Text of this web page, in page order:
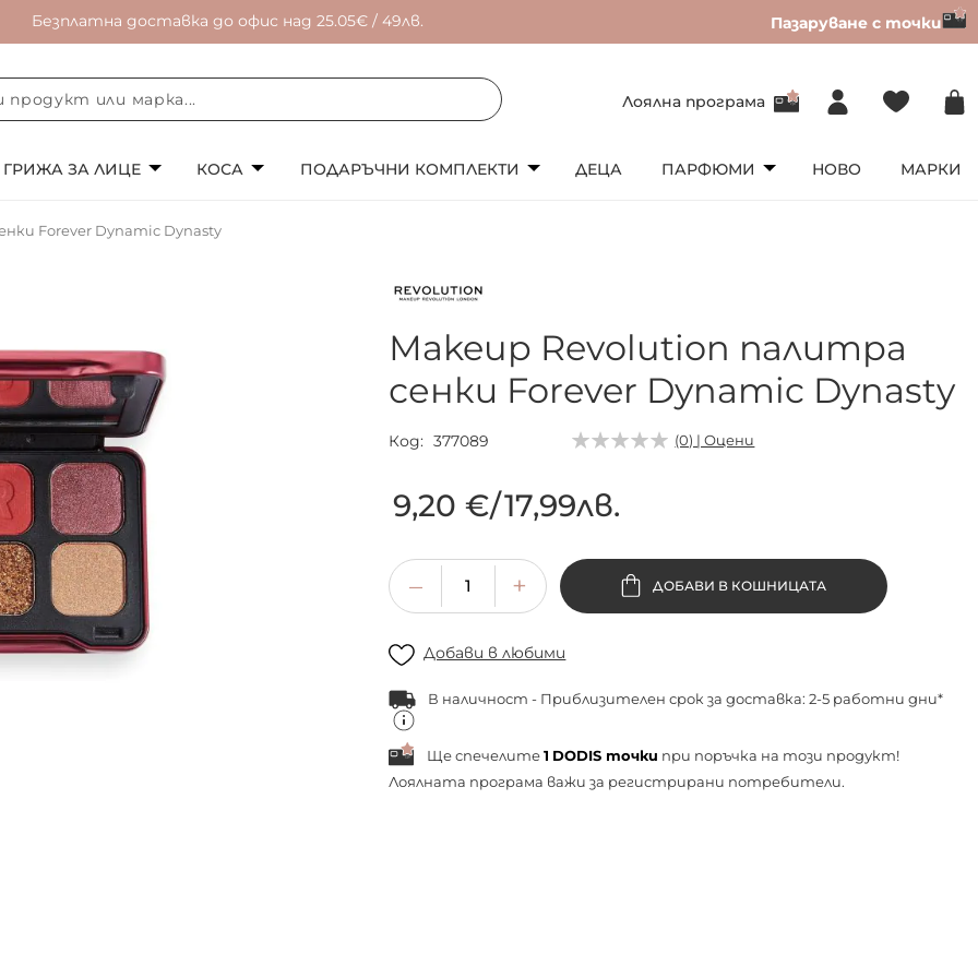
Безплатна доставка до офис над 25.05€ / 49лв. Пазаруване с точки
Лоялна програма
ГРИЖА ЗА ЛИЦЕ КОСА ПОДАРЪЧНИ КОМПЛЕКТИ ДЕЦА ПАРФЮМИ НОВО МАРКИ
Forever Dynamic Dynasty
Мakeup Revolution палитра
сенки Forever Dynamic Dynasty
Код 377089 (0) | Оцени
9,20 €/17,99лв.
ДОБАВИ В КОШНИЦАТА
Добави в любими
В наличност - Приблизителен срок за доставка: 2-5 работни дни*
Ще спечелите 1 DODIS точки при поръчка на този продукт!
Лоялната програма важи за регистрирани потребители.